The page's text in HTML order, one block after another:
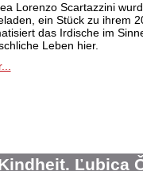
Lorenzo Scartazzini
ein Stück zu ihrem
das Irdische im
Leben hier.
Ľubica